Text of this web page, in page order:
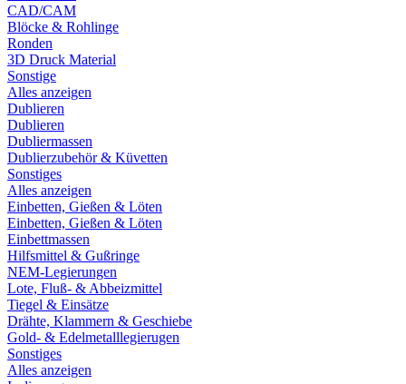
CAD/CAM
Blöcke & Rohlinge
Ronden
3D Druck Material
Sonstige
Alles anzeigen
Dublieren
Dublieren
Dubliermassen
Dublierzubehör & Küvetten
Sonstiges
Alles anzeigen
Einbetten, Gießen & Löten
Einbetten, Gießen & Löten
Einbettmassen
Hilfsmittel & Gußringe
NEM-Legierungen
Lote, Fluß- & Abbeizmittel
Tiegel & Einsätze
Drähte, Klammern & Geschiebe
Gold- & Edelmetalllegierugen
Sonstiges
Alles anzeigen